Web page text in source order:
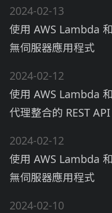
2024-02-13
使用 AWS Lambda
無伺服器應用程式
2024-02-12
使用 AWS Lambda
代理整合的 REST
2024-02-12
使用 AWS Lambda
無伺服器應用程式
2024-02-10